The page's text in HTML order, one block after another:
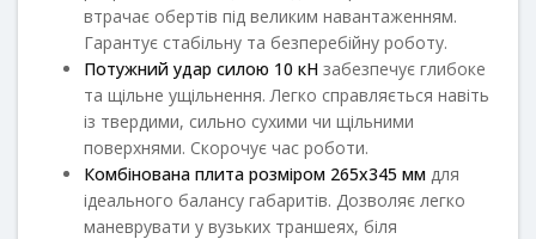
втрачає обертів під великим навантаженням.
Гарантує стабільну та безперебійну роботу.
Потужний удар силою 10 кН забезпечує глибоке
та щільне ущільнення. Легко справляється навіть
із твердими, сильно сухими чи щільними
поверхнями. Скорочує час роботи.
Комбінована плита розміром 265x345 мм для
ідеального балансу габаритів. Дозволяє легко
маневрувати у вузьких траншеях, біля